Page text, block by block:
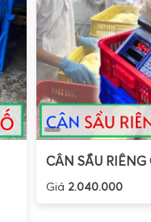
CÂN SẦU
Giá 2.040.000